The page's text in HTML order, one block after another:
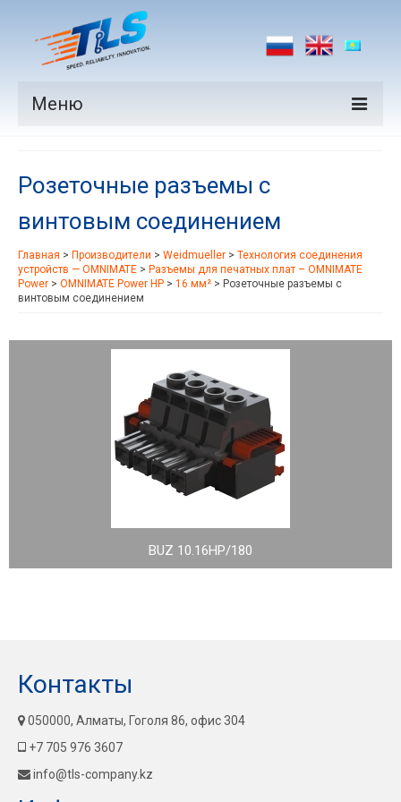
Меню
Производители
Рынки
Новости
Контакты
Розеточные разъемы с
винтовым соединением
Главная > Производители > Weidmueller > Технология соединения
устройств — OMNIMATE > Разъемы для печатных плат – OMNIMATE
Power > OMNIMATE Power HP > 16 мм² > Розеточные разъемы с
винтовым соединением
BUZ 10.16HP/180
Контакты
050000, Алматы, Гоголя 86, офис 304
+7 705 976 3607
info@tls-company.kz